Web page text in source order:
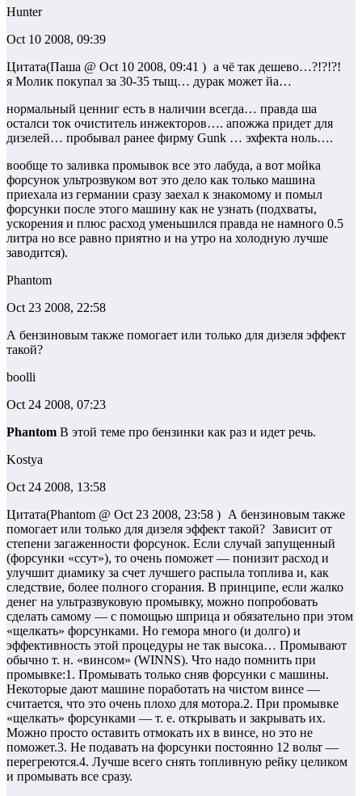
Hunter
Oct 10 2008, 09:39
Цитата(Паша @ Oct 10 2008, 09:41 ) а чё так дешево…?!?!?!
я Молик покупал за 30-35 тыщ… дурак может йа…
нормальный ценниг есть в наличии всегда… правда ша
осталси ток очиститель инжекторов…. апожжа придет для
дизелей… пробывал ранее фирму Gunk … эхфекта ноль….
вообще то заливка промывок все это лабуда, а вот мойка
форсунок ультрозвуком вот это дело как только машина
приехала из германии сразу заехал к знакомому и помыл
форсунки после этого машину как не узнать (подхваты,
ускорения и плюс расход уменьшился правда не намного 0.5
литра но все равно приятно и на утро на холодную лучше
заводится).
Phantom
Oct 23 2008, 22:58
А бензиновым также помогает или только для дизеля эффект
такой?
boolli
Oct 24 2008, 07:23
Phantom В этой теме про бензинки как раз и идет речь.
Kostya
Oct 24 2008, 13:58
Цитата(Phantom @ Oct 23 2008, 23:58 ) А бензиновым также
помогает или только для дизеля эффект такой? Зависит от
степени загаженности форсунок. Если случай запущенный
(форсунки «ссут»), то очень поможет — понизит расход и
улучшит диамику за счет лучшего распыла топлива и, как
следствие, более полного сгорания. В принципе, если жалко
денег на ультразвуковую промывку, можно попробовать
сделать самому — с помощью шприца и обязательно при этом
«щелкать» форсунками. Но гемора много (и долго) и
эффективность этой процедуры не так высока… Промывают
обычно т. н. «винсом» (WINNS). Что надо помнить при
промывке:1. Промывать только сняв форсунки с машины.
Некоторые дают машине поработать на чистом винсе —
считается, что это очень плохо для мотора.2. При промывке
«щелкать» форсунками — т. е. открывать и закрывать их.
Можно просто оставить отмокать их в винсе, но это не
поможет.3. Не подавать на форсунки постоянно 12 вольт —
перегреются.4. Лучше всего снять топливную рейку целиком
и промывать все сразу.